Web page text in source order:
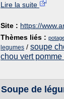
Lire la suite
Site : https://
Thèmes liés :
legumes / soupe
chou vert
Soupe de